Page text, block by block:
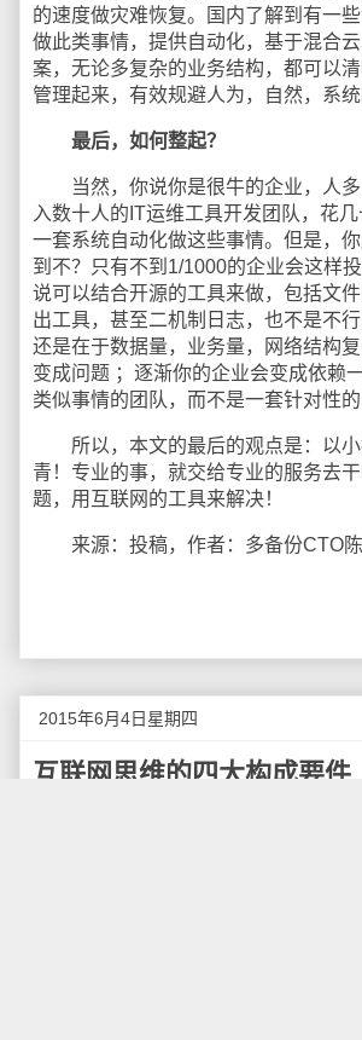
的速度做灾难恢复。国内了解到有一
做此类事情，提供自动化，基于混合
案，无论多复杂的业务结构，都可以
管理起来，有效规避人为，自然，系统
最后，如何整起？
当然，你说你是很牛的企业，人多
入数十人的IT运维工具开发团队，花
一套系统自动化做这些事情。但是，
到不？只有不到1/1000的企业会这样
说可以结合开源的工具来做，包括文
出工具，甚至二机制日志，也不是不行
还是在于数据量，业务量，网络结构
变成问题 ；逐渐你的企业会变成依赖
类似事情的团队，而不是一套针对性
所以，本文的最后的观点是：以小
青！专业的事，就交给专业的服务去
题，用互联网的工具来解决！
来源：投稿，作者：多备份CTO
2015年6月4日星期四
互联网思维的四大构成要件